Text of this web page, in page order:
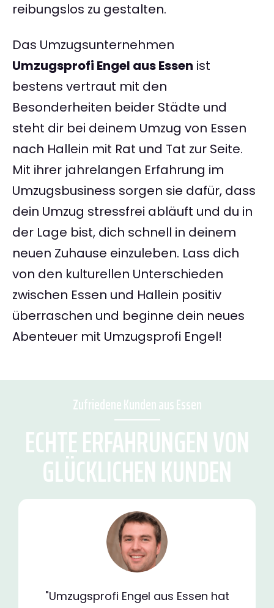
reibungslos zu gestalten.
Das Umzugsunternehmen
Umzugsprofi Engel aus Essen ist
bestens vertraut mit den
Besonderheiten beider Städte und
steht dir bei deinem Umzug von Essen
nach Hallein mit Rat und Tat zur Seite.
Mit ihrer jahrelangen Erfahrung im
Umzugsbusiness sorgen sie dafür, dass
dein Umzug stressfrei abläuft und du in
der Lage bist, dich schnell in deinem
neuen Zuhause einzuleben. Lass dich
von den kulturellen Unterschieden
zwischen Essen und Hallein positiv
überraschen und beginne dein neues
Abenteuer mit Umzugsprofi Engel!
Zufriedene Kunden aus Essen
ECHTE ERFAHRUNGEN VON
GLÜCKLICHEN KUNDEN
"Umzugsprofi Engel aus Essen hat